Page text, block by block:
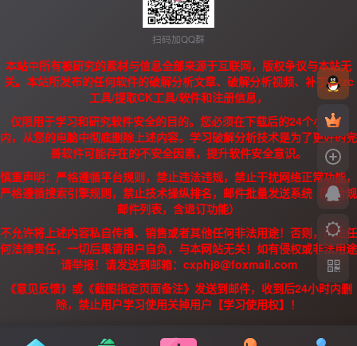
扫码加QQ群
本站中所有被研究的素材与信息全部来源于互联网，版权争议与本站无
关。本站所发布的任何软件的破解分析文章、破解分析视频、补丁、/zc
工具/提取CK工具/软件和注册信息，
仅限用于学习和研究软件安全的目的。您必须在下载后的24个小时之
内，从您的电脑中彻底删除上述内容。学习破解分析技术是为了更好的完
善软件可能存在的不安全因素，提升软件安全意识。
慎重声明：严格遵循平台规则，禁止违法违规，禁止干扰网络正常功能，
严格遵循搜索引擎规则，禁止技术操纵排名，邮件批量发送系统（需合规
邮件列表，含退订功能）
不允许将上述内容私自传播、销售或者其他任何非法用途！否则，产生任
何法律责任，一切后果请用户自负，与本网站无关！如有侵权或非法用途
请举报！请发送到邮箱：cxphj8@foxmail.com
《意见反馈》或《截图指定页面备注》发送到邮件，收到后24小时内删
除，禁止用户学习使用关掉用户【学习使用权】！